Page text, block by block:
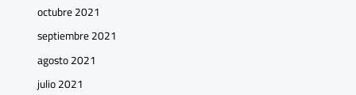
octubre 2021
septiembre 2021
agosto 2021
julio 2021